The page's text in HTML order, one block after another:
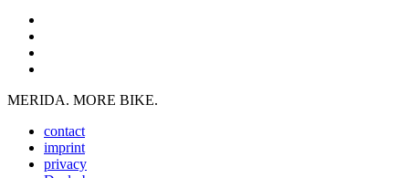
MERIDA. MORE BIKE.
contact
imprint
privacy